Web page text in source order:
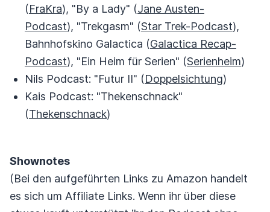
(FraKra), "By a Lady" (Jane Austen-
Podcast), "Trekgasm" (Star Trek-Podcast),
Bahnhofskino Galactica (Galactica Recap-
Podcast), "Ein Heim für Serien" (Serienheim)
Nils Podcast: "Futur II" (Doppelsichtung)
Kais Podcast: "Thekenschnack"
(Thekenschnack)
Shownotes
(Bei den aufgeführten Links zu Amazon handelt
es sich um Affiliate Links. Wenn ihr über diese